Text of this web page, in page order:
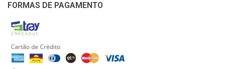
FORMAS DE PAGAMENTO